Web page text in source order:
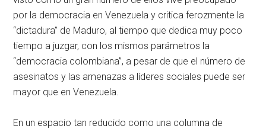
por la democracia en Venezuela y critica ferozmente la
“dictadura” de Maduro, al tiempo que dedica muy poco
tiempo a juzgar, con los mismos parámetros la
“democracia colombiana”, a pesar de que el número de
asesinatos y las amenazas a líderes sociales puede ser
mayor que en Venezuela.
En un espacio tan reducido como una columna de